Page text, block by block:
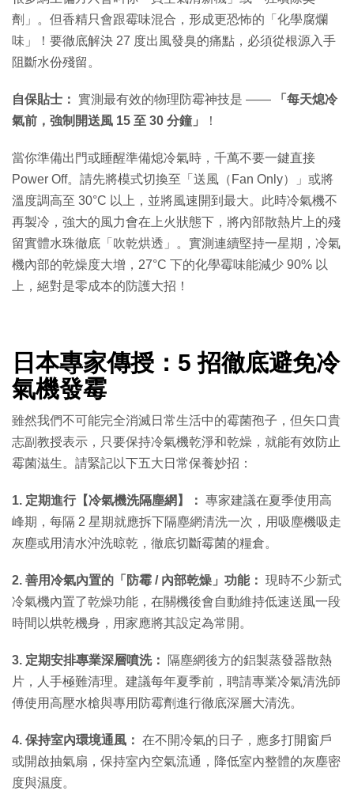
劑」。但香精只會跟霉味混合，形成更恐怖的「化學腐爛
味」！要徹底解決 27 度出風發臭的痛點，必須從根源入手
阻斷水份殘留。
自保貼士： 實測最有效的物理防霉神技是 ——
「每天熄冷
氣前，強制開送風 15 至 30 分鐘」
！
當你準備出門或睡醒準備熄冷氣時，千萬不要一鍵直接
Power Off。請先將模式切換至「送風（Fan Only）」或將
溫度調高至 30°C 以上，並將風速開到最大。此時冷氣機不
再製冷，強大的風力會在上火狀態下，將內部散熱片上的殘
留實體水珠徹底「吹乾烘透」。實測連續堅持一星期，冷氣
機內部的乾燥度大增，27°C 下的化學霉味能減少 90% 以
上，絕對是零成本的防護大招！
日本專家傳授：5 招徹底避免冷
氣機發霉
雖然我們不可能完全消滅日常生活中的霉菌孢子，但矢口貴
志副教授表示，只要保持冷氣機乾淨和乾燥，就能有效防止
霉菌滋生。請緊記以下五大日常保養妙招：
1. 定期進行【冷氣機洗隔塵網】： 專家建議在夏季使用高
峰期，每隔 2 星期就應拆下隔塵網清洗一次，用吸塵機吸走
灰塵或用清水沖洗晾乾，徹底切斷霉菌的糧倉。
2. 善用冷氣內置的「防霉 / 內部乾燥」功能： 現時不少新式
冷氣機內置了乾燥功能，在關機後會自動維持低速送風一段
時間以烘乾機身，用家應將其設定為常開。
3. 定期安排專業深層噴洗：
隔塵網後方的鋁製蒸發器散熱
片，人手極難清理。建議每年夏季前，聘請專業冷氣清洗師
傅使用高壓水槍與專用防霉劑進行徹底深層大清洗。
4. 保持室內環境通風： 在不開冷氣的日子，應多打開窗戶
或開啟抽氣扇，保持室內空氣流通，降低室內整體的灰塵密
度與濕度。